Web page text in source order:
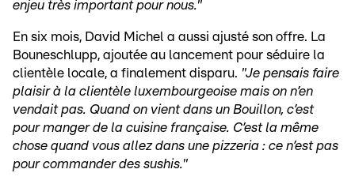
enjeu très important pour nous."
En six mois, David Michel a aussi ajusté son offre. La
Bouneschlupp, ajoutée au lancement pour séduire la
clientèle locale, a finalement disparu. "Je pensais faire
plaisir à la clientèle luxembourgeoise mais on n’en
vendait pas. Quand on vient dans un Bouillon, c’est
pour manger de la cuisine française. C’est la même
chose quand vous allez dans une pizzeria : ce n’est pas
pour commander des sushis."